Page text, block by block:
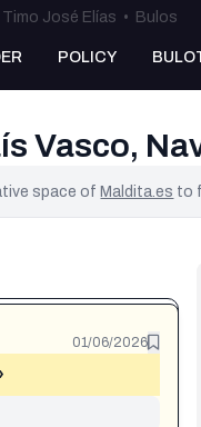
Timo José Elías • Bulos
POLICY
Vasco,
space ofMaldita.es to
01/06/2026